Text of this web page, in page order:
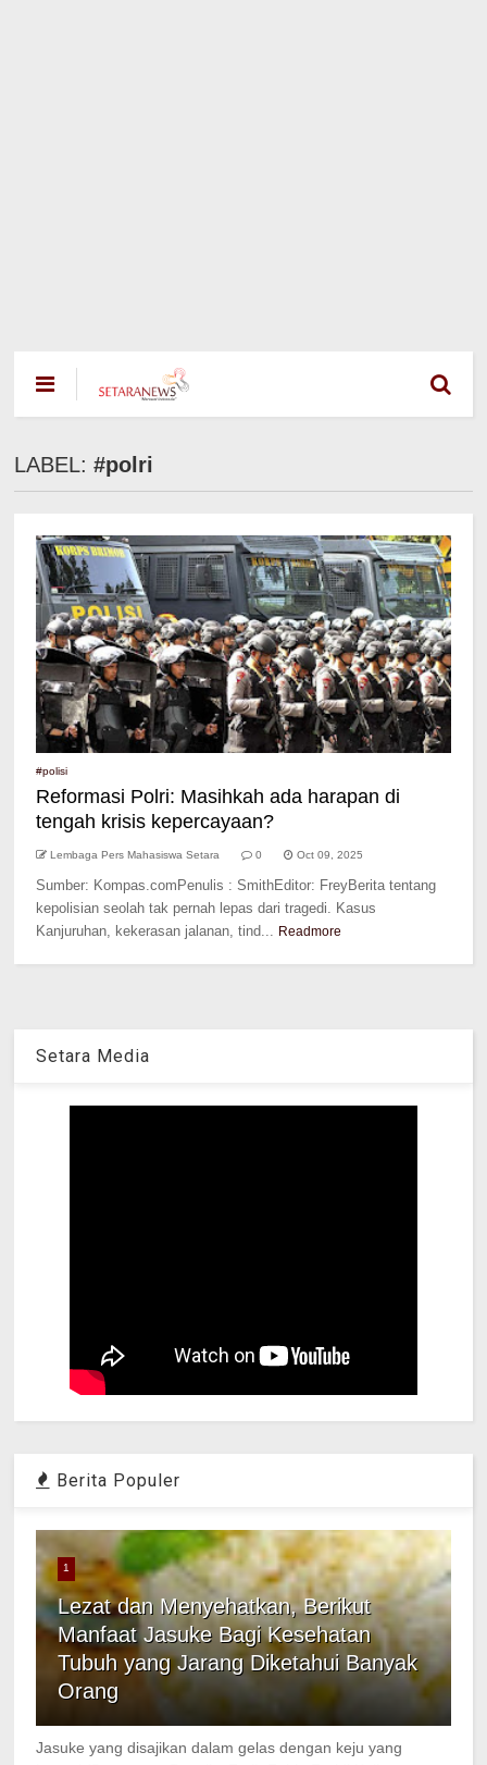
LABEL:#polri
#polisi
Reformasi Polri: Masihkah ada harapan di
tengah krisis kepercayaan?
Lembaga Pers Mahasiswa Setara 0 Oct 09, 2025
Sumber: Kompas.comPenulis : SmithEditor: FreyBerita tentang
kepolisian seolah tak pernah lepas dari tragedi. Kasus
Kanjuruhan, kekerasan jalanan, tind... Readmore
Setara Media
Berita Populer
1
Lezat dan Menyehatkan, Berikut
Manfaat Jasuke Bagi Kesehatan
Tubuh yang Jarang Diketahui Banyak
Orang
Jasuke yang disajikan dalam gelas dengan keju yang